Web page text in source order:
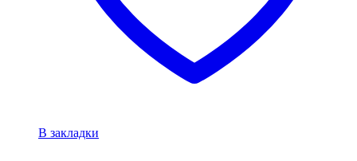
В закладки